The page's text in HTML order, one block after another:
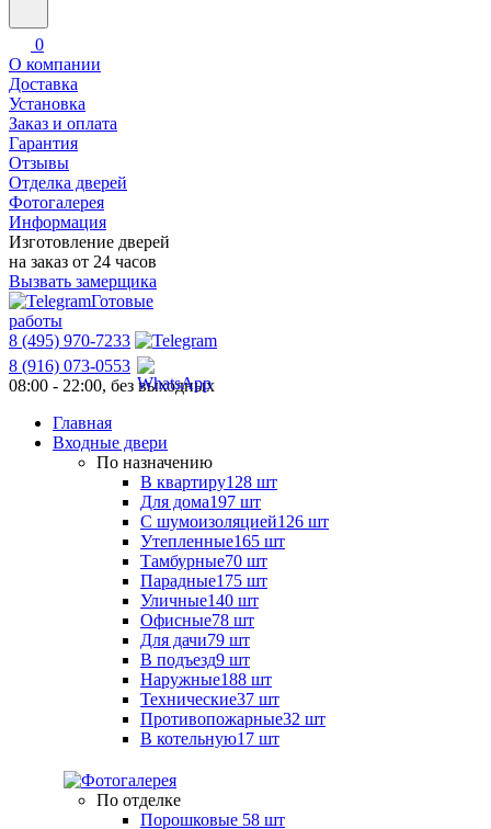
0
О компании
Доставка
Установка
Заказ и оплата
Гарантия
Отзывы
Отделка дверей
Фотогалерея
Информация
Изготовление дверей
на заказ от 24 часов
Вызвать замерщика
Готовые
работы
8 (495) 970-7233
8 (916) 073-0553
08:00 - 22:00, без выходных
Главная
Входные двери
По назначению
В квартиру128 шт
Для дома197 шт
С шумоизоляцией126 шт
Утепленные165 шт
Тамбурные70 шт
Парадные175 шт
Уличные140 шт
Офисные78 шт
Для дачи79 шт
В подъезд9 шт
Наружные188 шт
Технические37 шт
Противопожарные32 шт
В котельную17 шт
По отделке
Порошковые 58 шт